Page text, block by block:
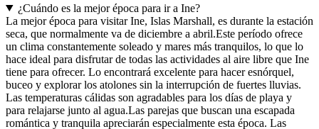
¿Cuándo es la mejor época para ir a Ine?
La mejor época para visitar Ine, Islas Marshall, es durante la estación
seca, que normalmente va de diciembre a abril.Este período ofrece
un clima constantemente soleado y mares más tranquilos, lo que lo
hace ideal para disfrutar de todas las actividades al aire libre que Ine
tiene para ofrecer. Lo encontrará excelente para hacer esnórquel,
buceo y explorar los atolones sin la interrupción de fuertes lluvias.
Las temperaturas cálidas son agradables para los días de playa y
para relajarse junto al agua.Las parejas que buscan una escapada
romántica y tranquila apreciarán especialmente esta época. Las